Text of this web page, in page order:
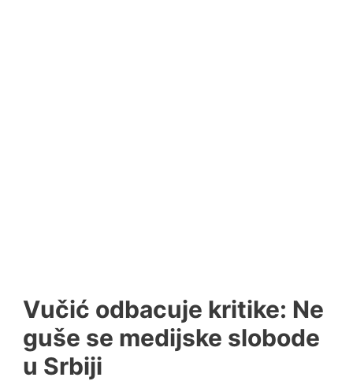
Vučić odbacuje kritike: Ne
guše se medijske slobode
u Srbiji